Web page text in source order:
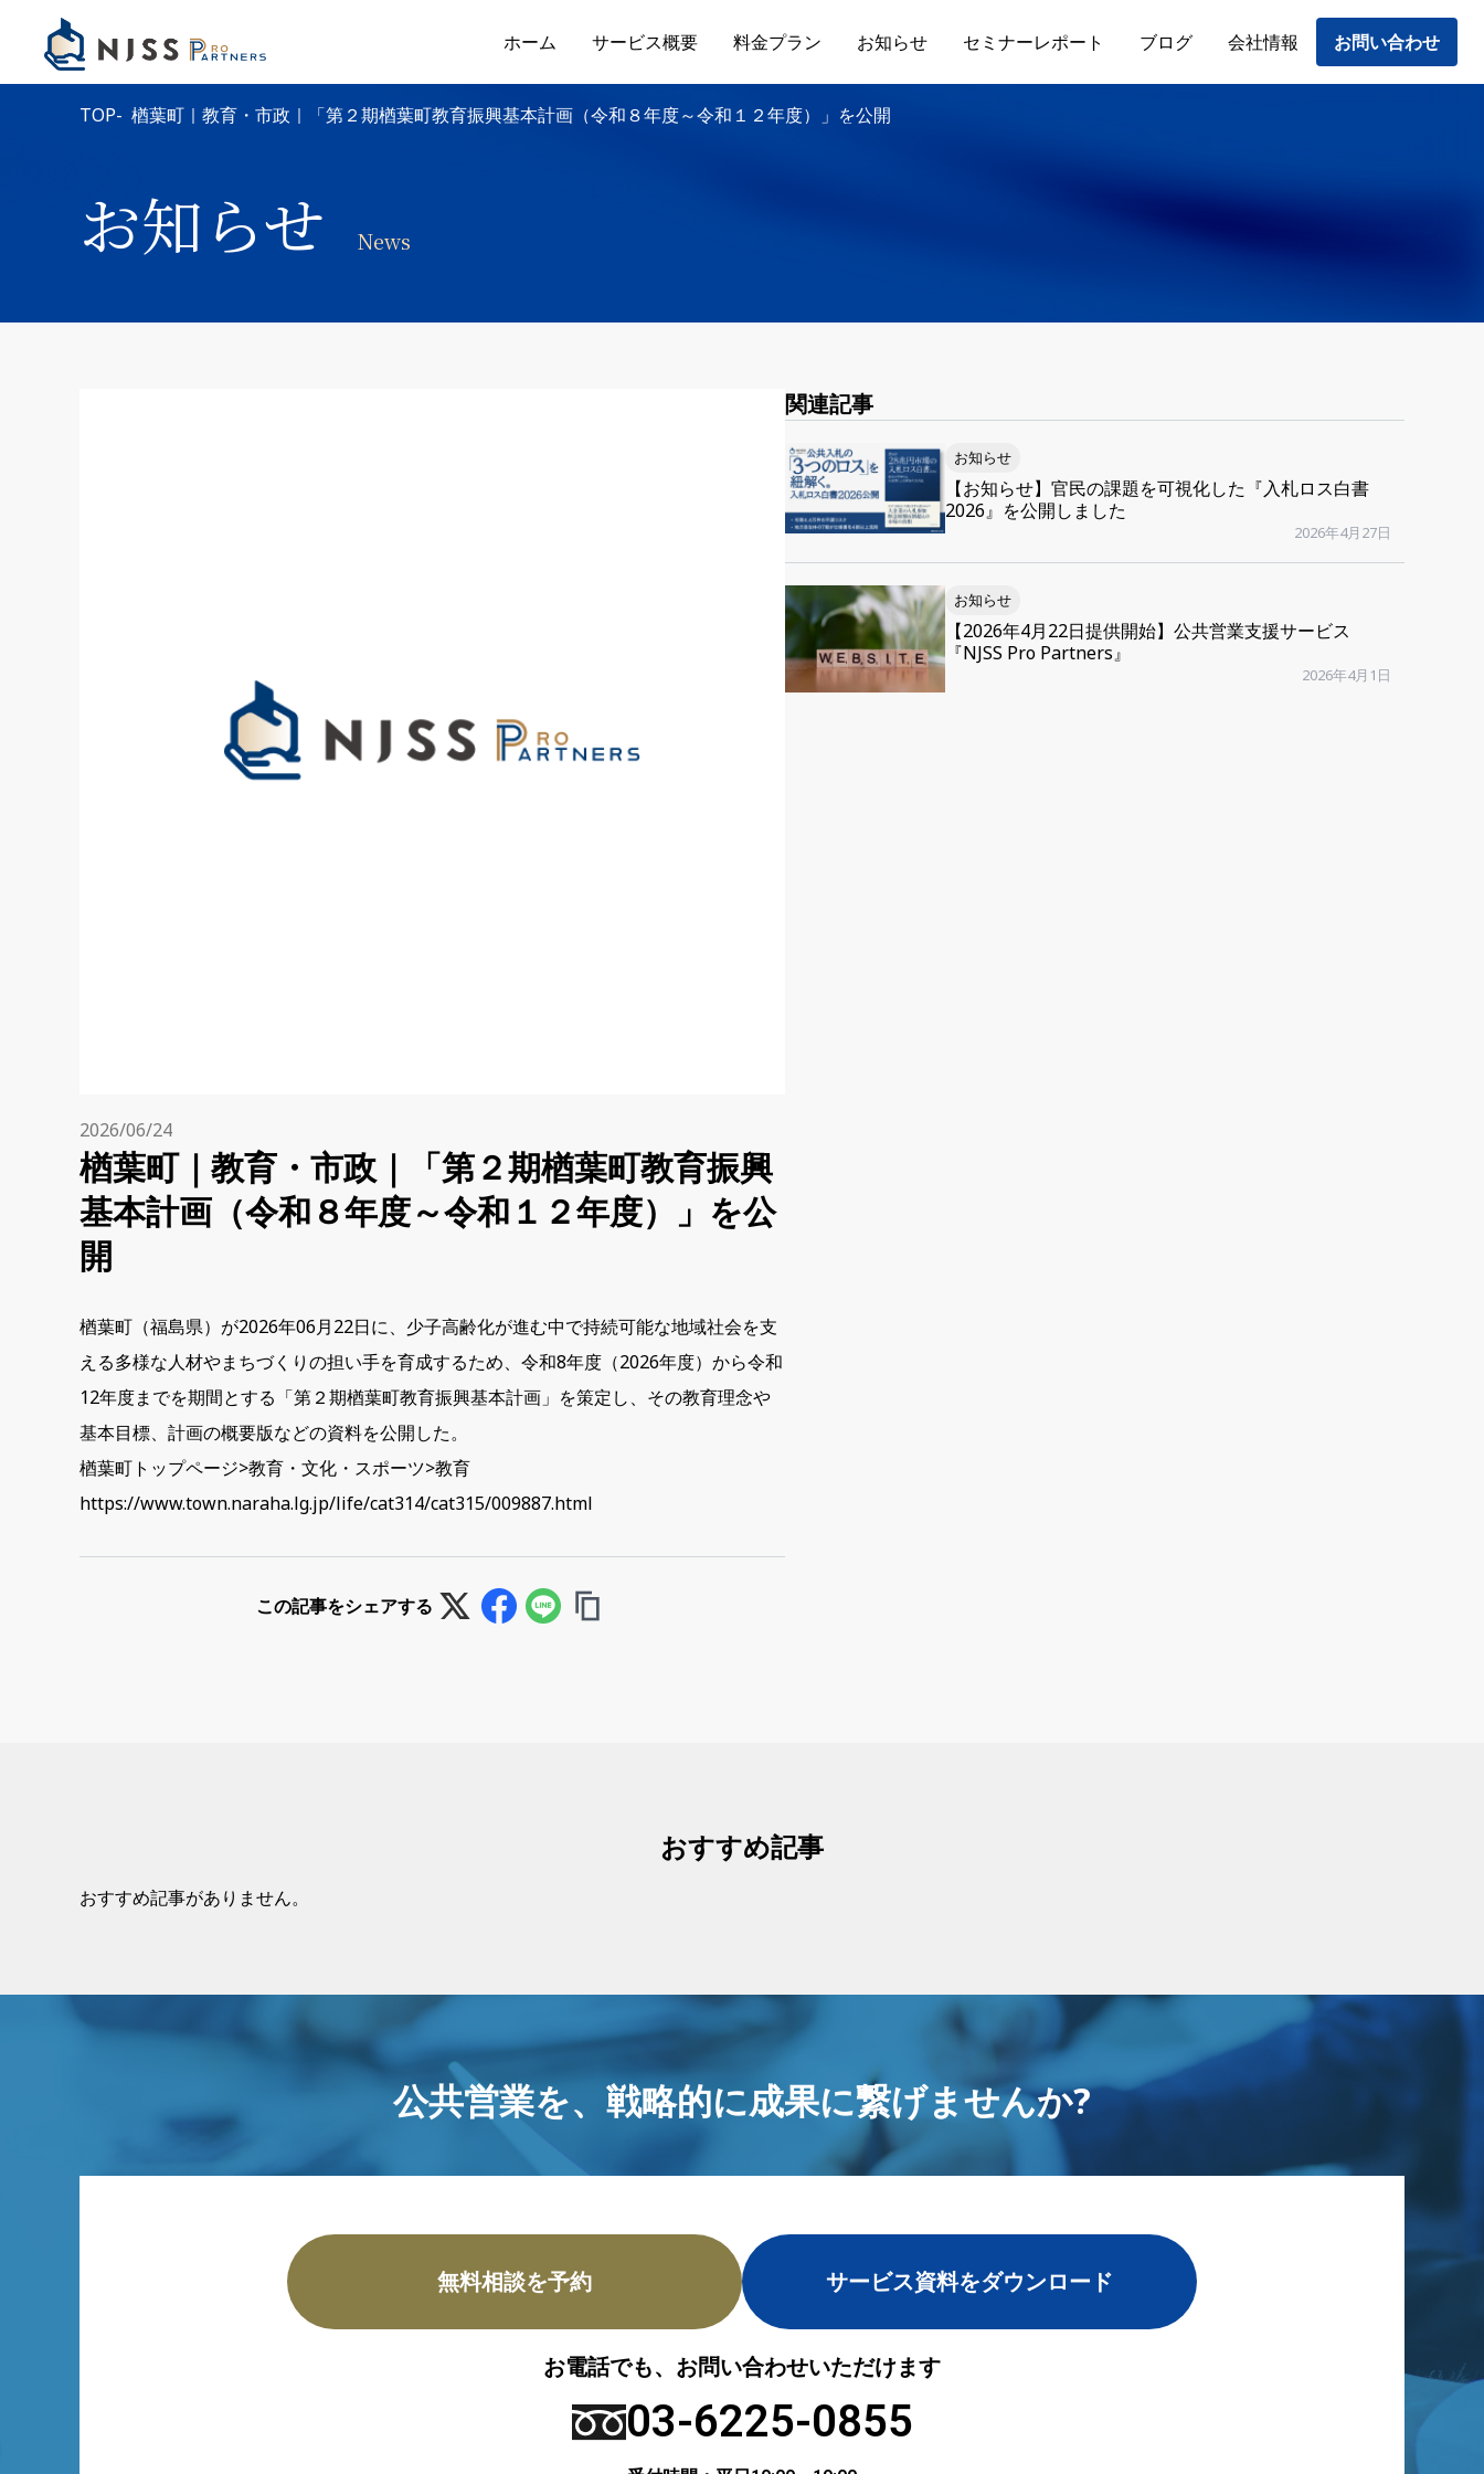
ホーム サービス概要 料金プラン お知らせ セミナーレポート ブログ 会社情報 お問い合わせ
TOP 楢葉町｜教育・市政｜「第２期楢葉町教育振興基本計画（令和８年度～令和１２年度）」を公開
お知らせ News
2026/06/24
楢葉町｜教育・市政｜「第２期楢葉町教育振興
基本計画（令和８年度～令和１２年度）」を公
開
楢葉町（福島県）が2026年06月22日に、少子高齢化が進む中で持続可能な地域社会を支
える多様な人材やまちづくりの担い手を育成するため、令和8年度（2026年度）から令和
12年度までを期間とする「第２期楢葉町教育振興基本計画」を策定し、その教育理念や
基本目標、計画の概要版などの資料を公開した。
楢葉町トップページ>教育・文化・スポーツ>教育
https://www.town.naraha.lg.jp/life/cat314/cat315/009887.html
この記事をシェアする
関連記事
お知らせ
【お知らせ】官民の課題を可視化した『入札ロス白書
2026』を公開しました
2026年4月27日
お知らせ
【2026年4月22日提供開始】公共営業支援サービス
『NJSS Pro Partners』
2026年4月1日
おすすめ記事
おすすめ記事がありません。
公共営業を、 戦略的に成果に繋げませんか?
無料相談を予約 サービス資料をダウンロード
お電話でも、お問い合わせいただけます
03-6225-0855